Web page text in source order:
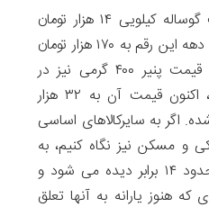
در سال ۱۳۹۱ قیمت گوشت گوساله کیلویی ۱۴ هزار تومان
بود. حالا پس از گذشت یک دهه این رقم به ۱۷۰ هزار تومان
رسیده، یعنی ۱۲ برابر شده. قیمت پنیر ۴۰۰ گرمی نیز در
همان سال ۱۷۵۰ تومان بود، اکنون قیمت آن به ۳۲ هزار
یعنی ۱۸ برابر شده. اگر به سایرکالاهای اساسی
و مسکن نیز نگاه کنیم، به
صورت میانگین تورمی در حدود ۱۴ برابر دیده می شود و
که هنوز یارانه به آنها تعلق